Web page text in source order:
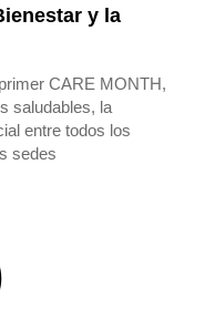
y la
CARE MONTH,
saludables, la
entre todos los
sedes